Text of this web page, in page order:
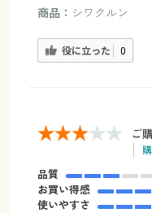
商品： シワクルン
役に立った 0
ご
品質
お買い得感
使いやすさ